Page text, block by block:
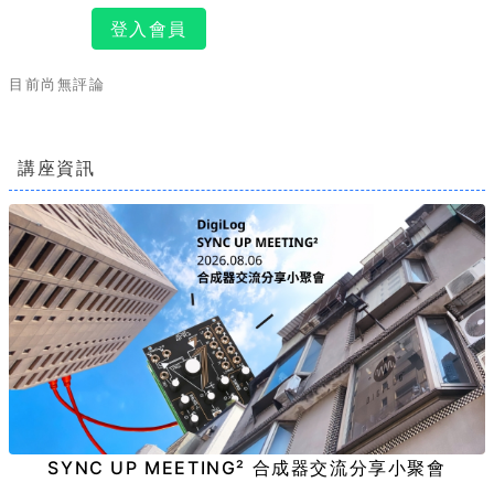
登入會員
目前尚無評論
講座資訊
SYNC UP MEETING² 合成器交流分享小聚會